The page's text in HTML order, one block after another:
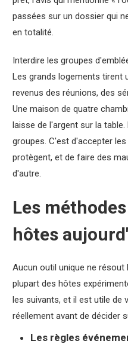
passées sur un dossier qui
en totalité.
Interdire les groupes
Les grands logements tirent
revenus des réunions, des
Une maison de quatre
laisse de l'argent sur la
groupes. C'est d'accepter
protègent, et de faire des
d'autre.
Les
hôtes
Aucun outil unique ne résout
plupart des hôtes
les suivants, et il est utile de
réellement avant de décider
Les règles